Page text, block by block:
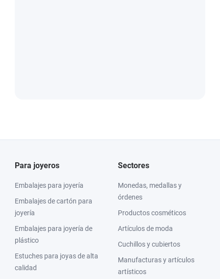
Para joyeros
Embalajes para joyería
Embalajes de cartón para
joyería
Embalajes para joyería de
plástico
Estuches para joyas de alta
calidad
Sectores
Monedas, medallas y
órdenes
Productos cosméticos
Artículos de moda
Cuchillos y cubiertos
Manufacturas y artículos
artísticos